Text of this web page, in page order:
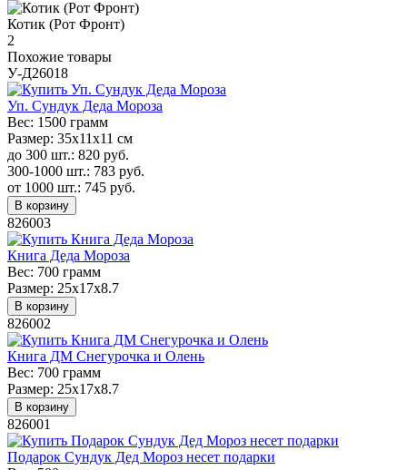
Котик (Рот Фронт)
2
Похожие товары
У-Д26018
Уп. Сундук Деда Мороза
Вес: 1500 грамм
Размер: 35х11х11 см
до 300 шт.: 820 руб.
300-1000 шт.: 783 руб.
от 1000 шт.: 745 руб.
В корзину
826003
Книга Деда Мороза
Вес: 700 грамм
Размер: 25x17x8.7
В корзину
826002
Книга ДМ Снегурочка и Олень
Вес: 700 грамм
Размер: 25x17x8.7
В корзину
826001
Подарок Сундук Дед Мороз несет подарки